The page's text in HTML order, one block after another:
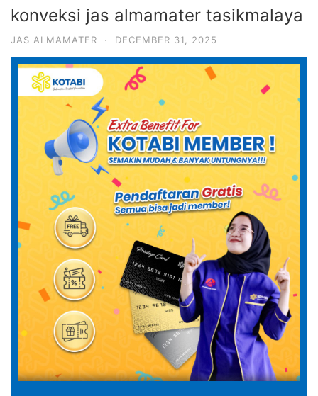
konveksi jas almamater tasikmalaya
JAS ALMAMATER · DECEMBER 31, 2025